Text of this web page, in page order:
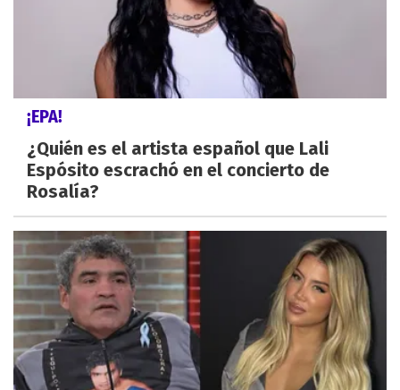
¡EPA!
¿Quién es el artista español que Lali
Espósito escrachó en el concierto de
Rosalía?